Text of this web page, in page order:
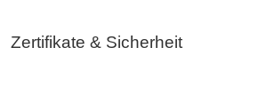
Zertifikate & Sicherheit